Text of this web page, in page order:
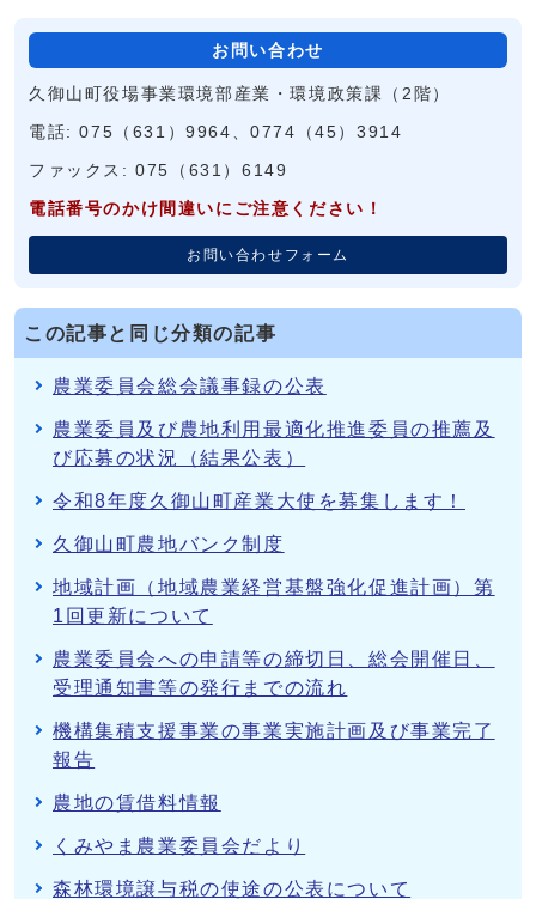
お問い合わせ
久御山町役場事業環境部産業・環境政策課（2階）
電話: 075（631）9964、0774（45）3914
ファックス: 075（631）6149
電話番号のかけ間違いにご注意ください！
お問い合わせフォーム
この記事と同じ分類の記事
農業委員会総会議事録の公表
農業委員及び農地利用最適化推進委員の推薦及
び応募の状況（結果公表）
令和8年度久御山町産業大使を募集します！
久御山町農地バンク制度
地域計画（地域農業経営基盤強化促進計画）第
1回更新について
農業委員会への申請等の締切日、総会開催日、
受理通知書等の発行までの流れ
機構集積支援事業の事業実施計画及び事業完了
報告
農地の賃借料情報
くみやま農業委員会だより
森林環境譲与税の使途の公表について